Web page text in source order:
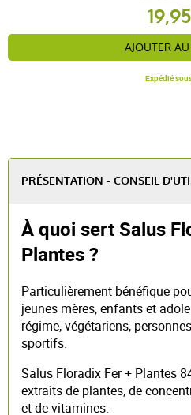
AJOUTER
Expédié
PRÉSENTATION - CONSEIL
À quoi sert Salus
Plantes ?
Particulièrement bénéfique
jeunes mères, enfants et
régime, végétariens,
sportifs.
Salus Floradix Fer + Plantes
extraits de plantes, de
et de vitamines.